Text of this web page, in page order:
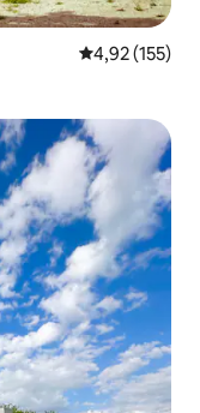
Ortalama
4,92 (155)